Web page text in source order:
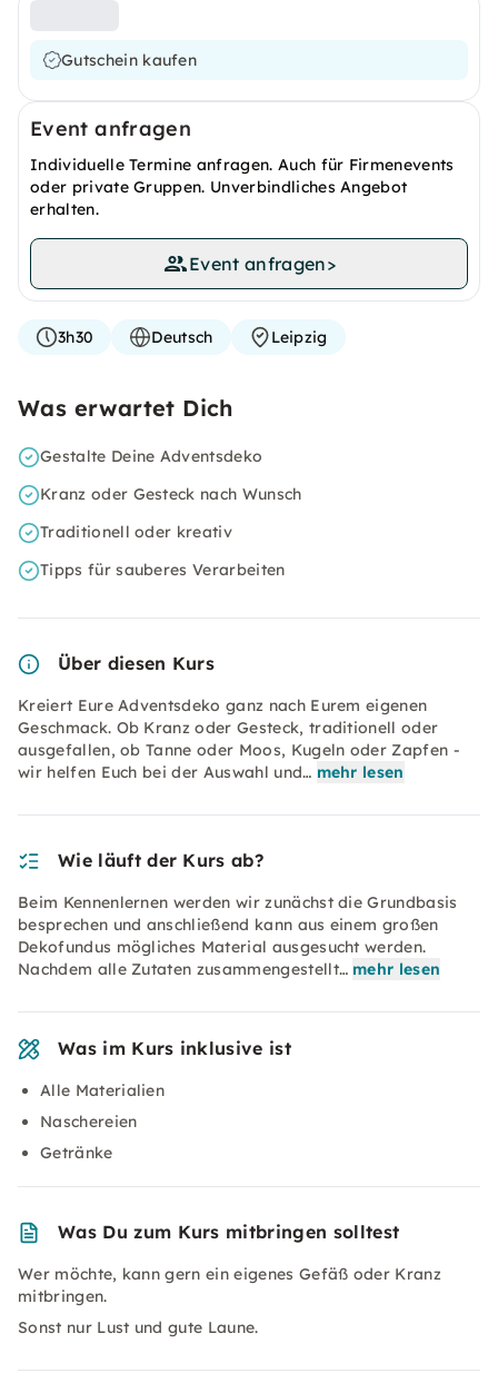
Gutschein kaufen
Event anfragen
Individuelle Termine anfragen. Auch für Firmenevents
oder private Gruppen. Unverbindliches Angebot
erhalten.
Event anfragen>
3h30 Deutsch Leipzig
Was erwartet Dich
Gestalte Deine Adventsdeko
Kranz oder Gesteck nach Wunsch
Traditionell oder kreativ
Tipps für sauberes Verarbeiten
Über diesen Kurs
Kreiert Eure Adventsdeko ganz nach Eurem eigenen
Geschmack. Ob Kranz oder Gesteck, traditionell oder
ausgefallen, ob Tanne oder Moos, Kugeln oder Zapfen -
wir helfen Euch bei der Auswahl und… mehr lesen
Wie läuft der Kurs ab?
Beim Kennenlernen werden wir zunächst die Grundbasis
besprechen und anschließend kann aus einem großen
Dekofundus mögliches Material ausgesucht werden.
Nachdem alle Zutaten zusammengestellt… mehr lesen
Was im Kurs inklusive ist
Alle Materialien
Naschereien
Getränke
Was Du zum Kurs mitbringen solltest
Wer möchte, kann gern ein eigenes Gefäß oder Kranz
mitbringen.
Sonst nur Lust und gute Laune.